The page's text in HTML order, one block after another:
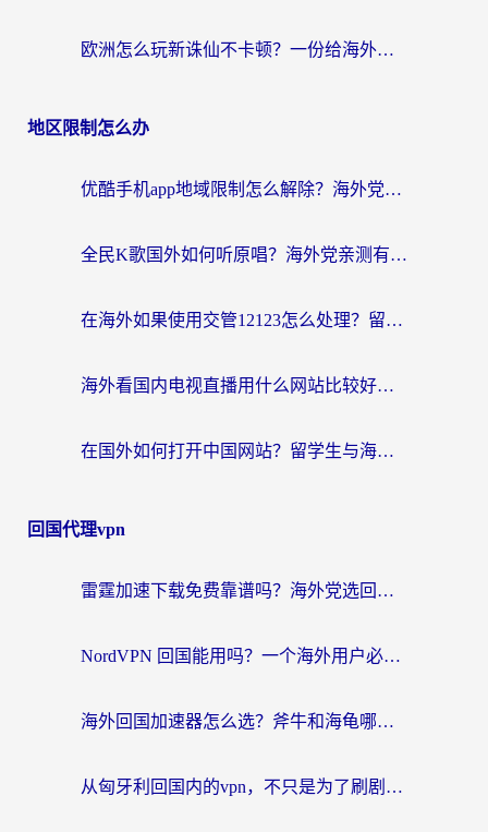
欧洲怎么玩新诛仙不卡顿？一份给海外游子的国服游戏畅玩指南
地区限制怎么办
优酷手机app地域限制怎么解除？海外党亲测有效的追剧方案
全民K歌国外如何听原唱？海外党亲测有效的回国加速器选择指南
在海外如果使用交管12123怎么处理？留学生亲测有效的回国加速方案
海外看国内电视直播用什么网站比较好？一篇解决你所有追剧难题的实用指南
在国外如何打开中国网站？留学生与海外华人的无缝访问指南
回国代理vpn
雷霆加速下载免费靠谱吗？海外党选回国加速器的避坑指南（附热门工具对比）
NordVPN 回国能用吗？一个海外用户必须面对的真实困境
海外回国加速器怎么选？斧牛和海龟哪个好？一篇帮你避开坑的实用指南
从匈牙利回国内的vpn，不只是为了刷剧那么简单